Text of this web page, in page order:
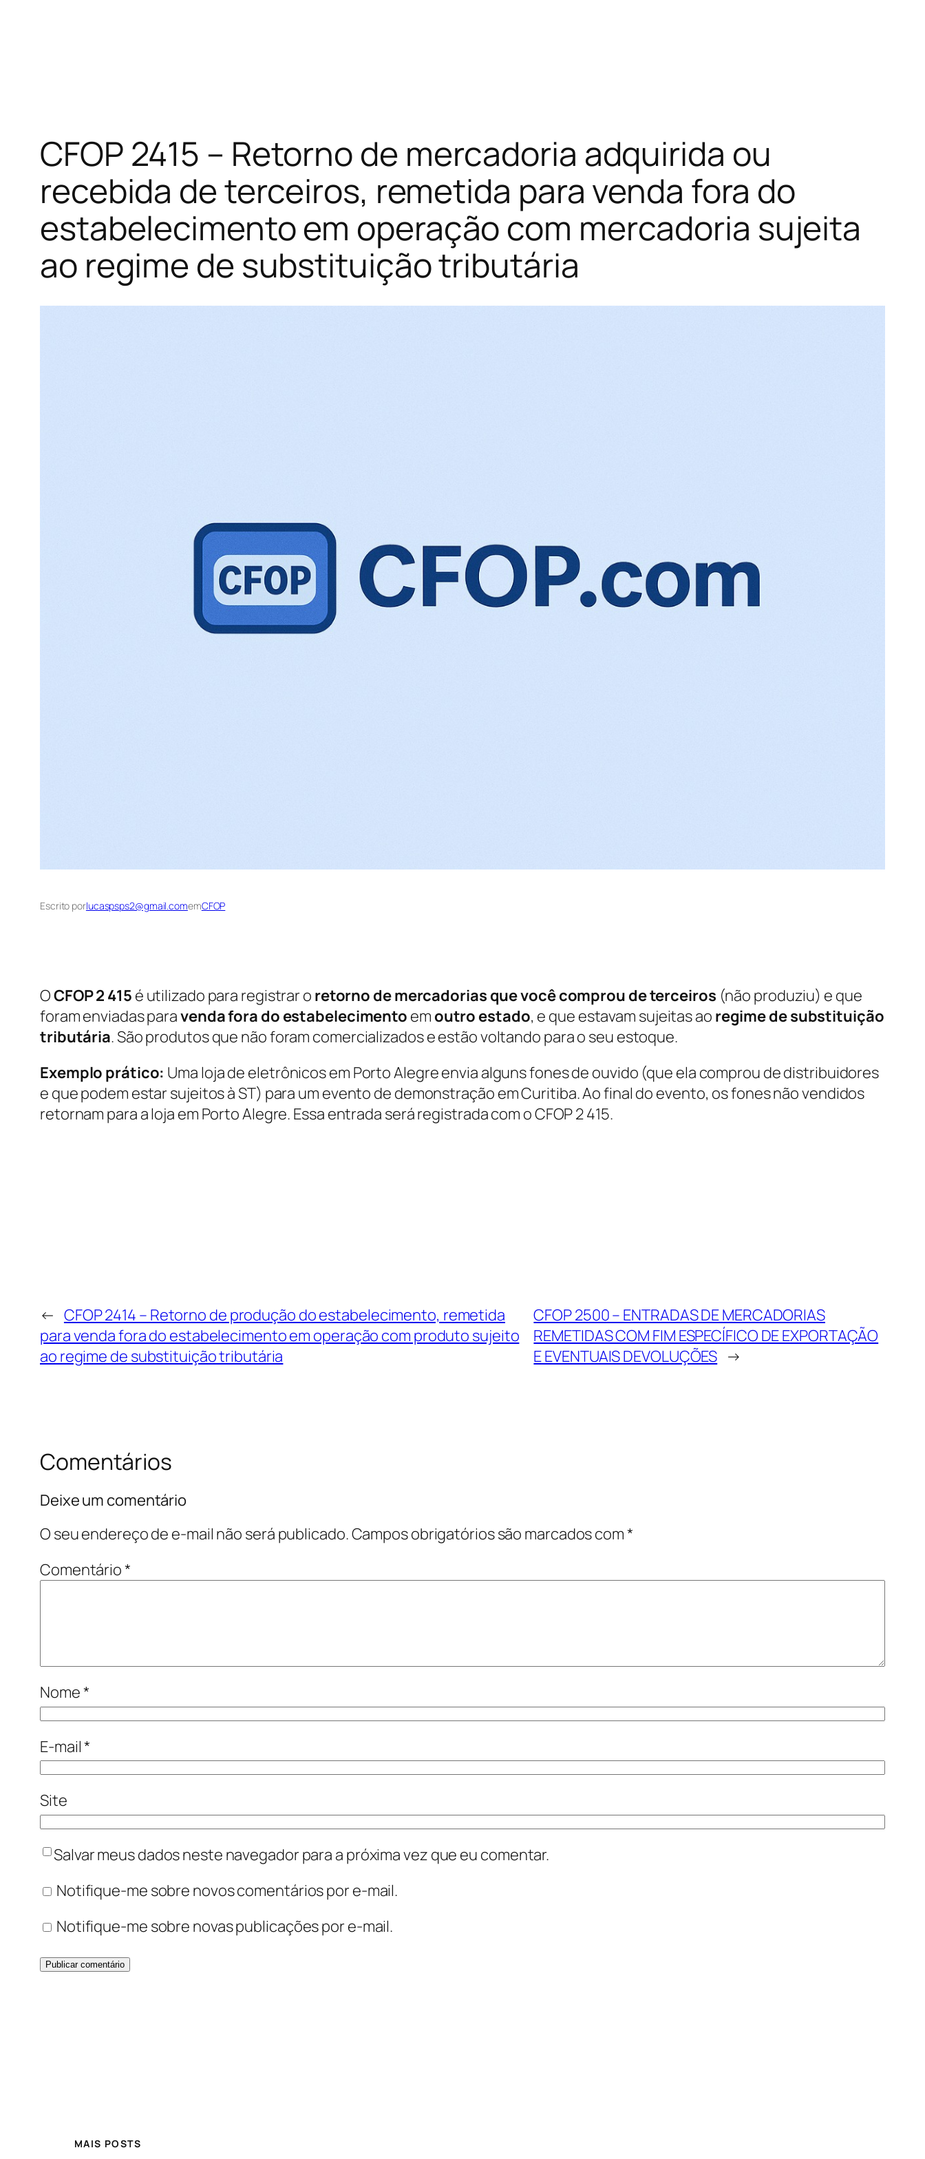
CFOP 2415 – Retorno de mercadoria adquirida ou
recebida de terceiros, remetida para venda fora do
estabelecimento em operação com mercadoria sujeita
ao regime de substituição tributária
Escrito porlucaspsps2@gmail.comemCFOP
OCFOP 2 415 é utilizado para registrar o retorno de mercadorias que você comprou de terceiros (não produziu) e que
foram enviadas paravenda fora do estabelecimento em outro estado, e que estavam sujeitas ao regime de substituição
tributária. São produtos que não foram comercializados e estão voltando para o seu estoque.
Exemplo prático: Uma loja de eletrônicos em Porto Alegre envia alguns fones de ouvido (que ela comprou de distribuidores
e que podem estar sujeitos à ST) para um evento de demonstração em Curitiba. Ao final do evento, os fones não vendidos
retornam para a loja em Porto Alegre. Essa entrada será registrada com o CFOP 2 415.
← CFOP 2414 – Retorno de produção do estabelecimento, remetida
para venda fora do estabelecimento em operação com produto sujeito
ao regime de substituição tributária
CFOP 2500 – ENTRADAS DE MERCADORIAS
REMETIDAS COM FIM ESPECÍFICO DE EXPORTAÇÃO
E EVENTUAIS DEVOLUÇÕES →
Comentários
Deixe um comentário
O seu endereço de e-mail não será publicado.Campos obrigatórios são marcados com*
Comentário*
Nome*
E-mail*
Site
Salvar meus dados neste navegador para a próxima vez que eu comentar.
Notifique-me sobre novos comentários por e-mail.
Notifique-me sobre novas publicações por e-mail.
MAIS POSTS